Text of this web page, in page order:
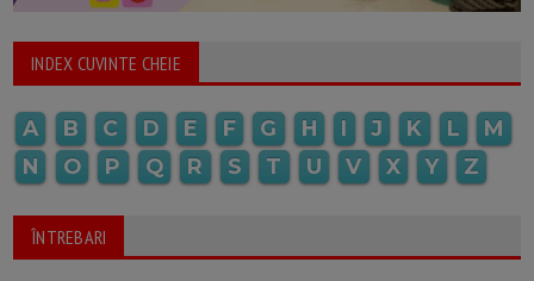
INDEX CUVINTE CHEIE
A B C D E F G H I J K L
M
N
O P Q R S T U V X Y Z
ÎNTREBARI